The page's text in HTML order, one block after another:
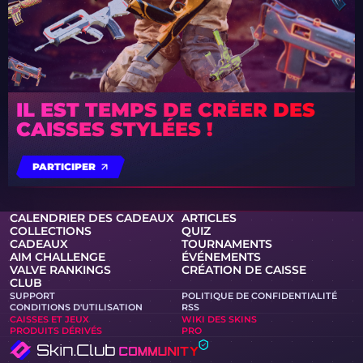
IL EST TEMPS DE CRÉER DES
CAISSES STYLÉES !
PARTICIPER
CALENDRIER DES CADEAUX
ARTICLES
COLLECTIONS
QUIZ
CADEAUX
TOURNAMENTS
AIM CHALLENGE
ÉVÉNEMENTS
VALVE RANKINGS
CRÉATION DE CAISSE
CLUB
SUPPORT
POLITIQUE DE CONFIDENTIALITÉ
CONDITIONS D'UTILISATION
RSS
CAISSES ET JEUX
WIKI DES SKINS
PRODUITS DÉRIVÉS
PRO